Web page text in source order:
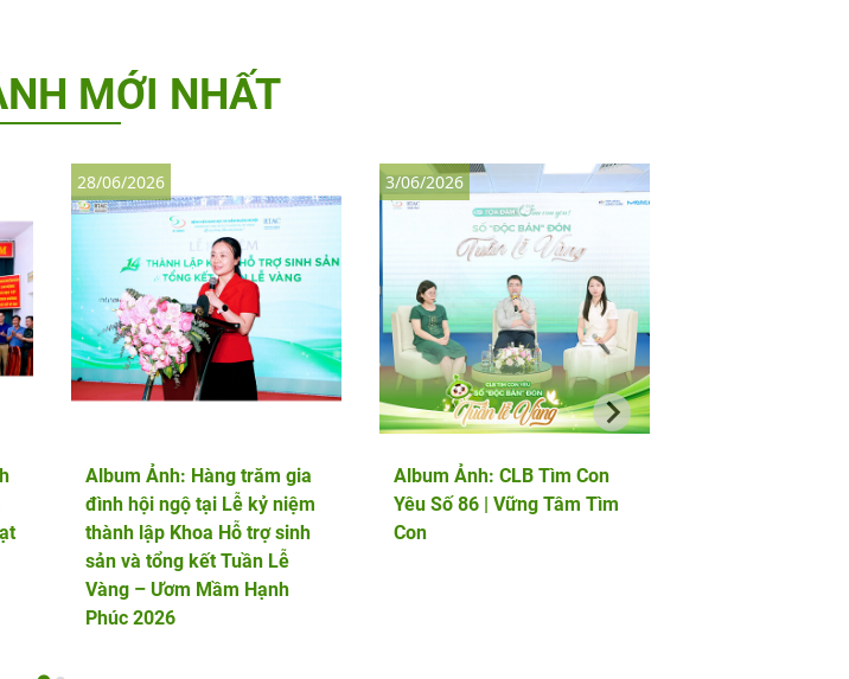
MỚI NHẤT
Album Ảnh: Hàng trăm gia
đình hội ngộ tại Lễ kỷ niệm
thành lập Khoa Hỗ trợ sinh
sản và tổng kết Tuần Lễ
Vàng – Ươm Mầm Hạnh
Phúc 2026
28/06/2026
Album Ảnh: CLB Tìm Con
Yêu Số 86 | Vững Tâm Tìm
Con
3/06/2026